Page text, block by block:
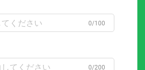
0/100
0/200